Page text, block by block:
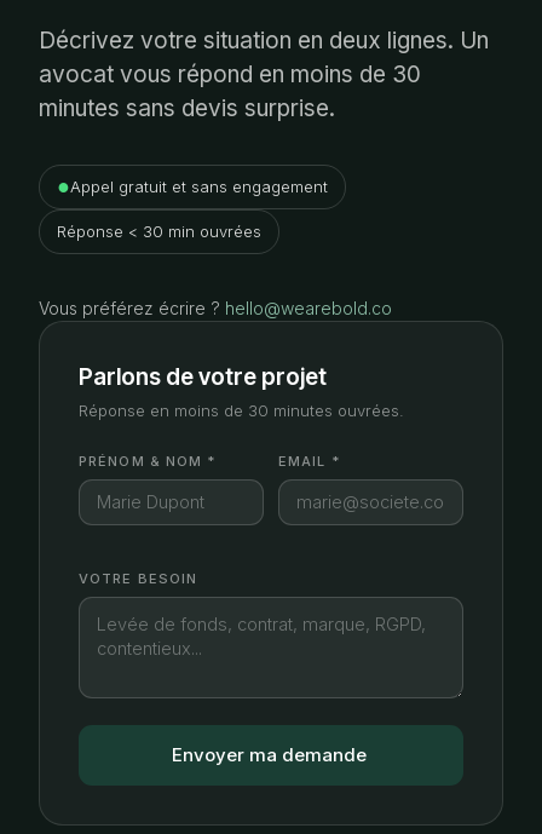
Décrivez votre situation en deux lignes. Un
avocat vous répond en moins de 30
minutes sans devis surprise.
●Appel gratuit et sans engagement
Réponse < 30 min ouvrées
Vous préférez écrire ? hello@wearebold.co
Parlons de votre projet
Réponse en moins de 30 minutes ouvrées.
PRÉNOM & NOM * EMAIL *
VOTRE BESOIN